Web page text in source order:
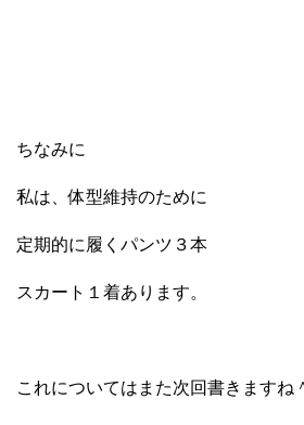
ちなみに
私は、体型維持のために
定期的に履くパンツ３本
スカート１着あります。
これについてはまた次回書きますね